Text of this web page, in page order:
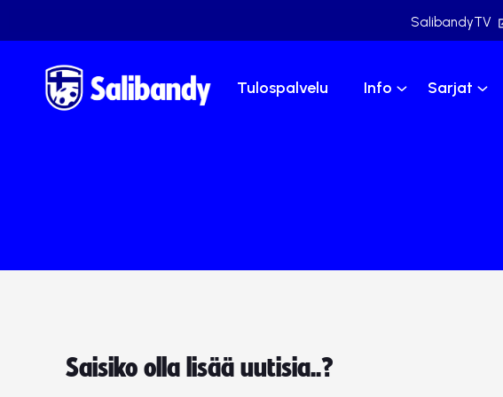
SalibandyTV
Tulospalvelu Info Sarjat
Saisiko olla lisää uutisia..?